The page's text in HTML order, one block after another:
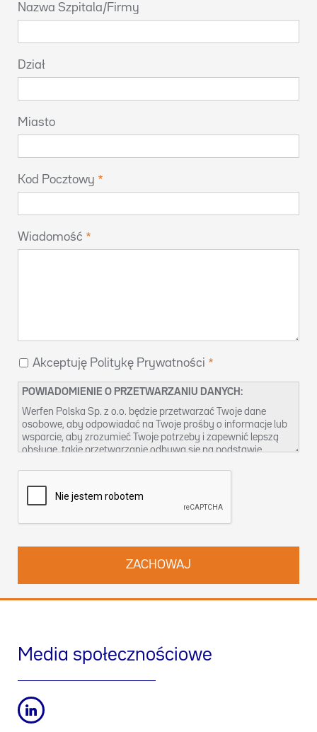
Nazwa Szpitala/Firmy
Dział
Miasto
Kod Pocztowy
Wiadomość
Akceptuję Politykę Prywatności
POWIADOMIENIE O PRZETWARZANIU DANYCH:
Werfen Polska Sp. z o.o. będzie przetwarzać Twoje dane
osobowe, aby odpowiadać na Twoje prośby o informacje lub
wsparcie, aby zrozumieć Twoje potrzeby i zapewnić lepszą
obsługę, takie przetwarzanie odbywa się na podstawie
sposobu korzystania ze swoich praw możesz znaleźć w
Polityce prywatności
Media społecznościowe